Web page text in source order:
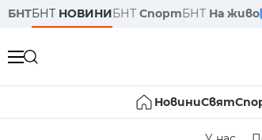
БНТБНТ НОВИНИБНТ СпортБНТ На живо
НовиниСвят